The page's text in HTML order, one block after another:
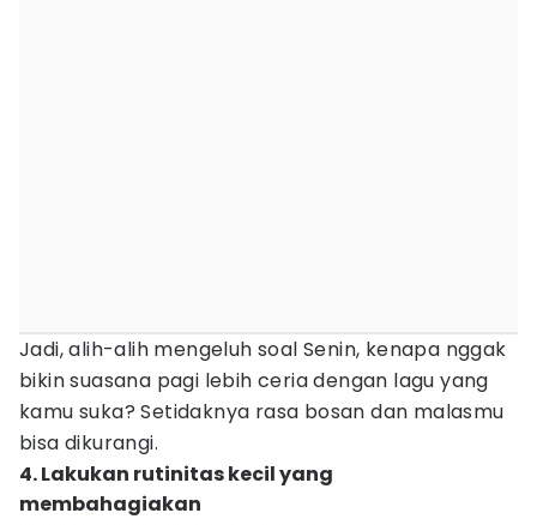
Jadi, alih-alih mengeluh soal Senin, kenapa nggak
bikin suasana pagi lebih ceria dengan lagu yang
kamu suka? Setidaknya rasa bosan dan malasmu
bisa dikurangi.
4. Lakukan rutinitas kecil yang
membahagiakan